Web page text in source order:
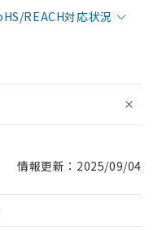
REACH対応状況
情報更新：2025/09/04